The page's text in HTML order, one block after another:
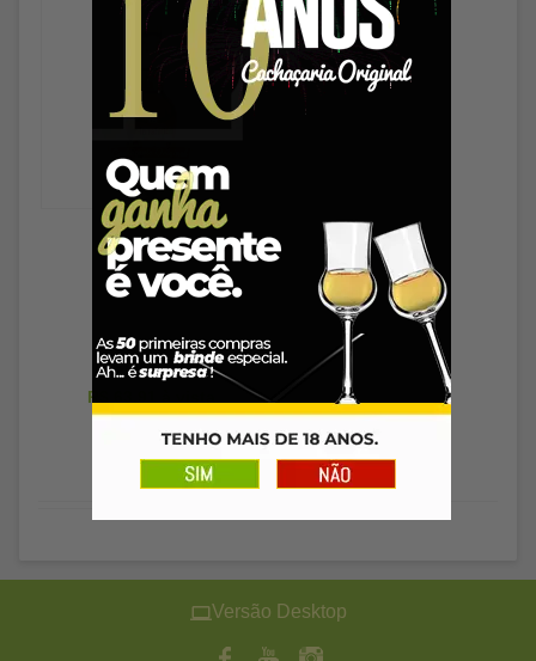
Esgotado
R$ 63,91
Versão Desktop